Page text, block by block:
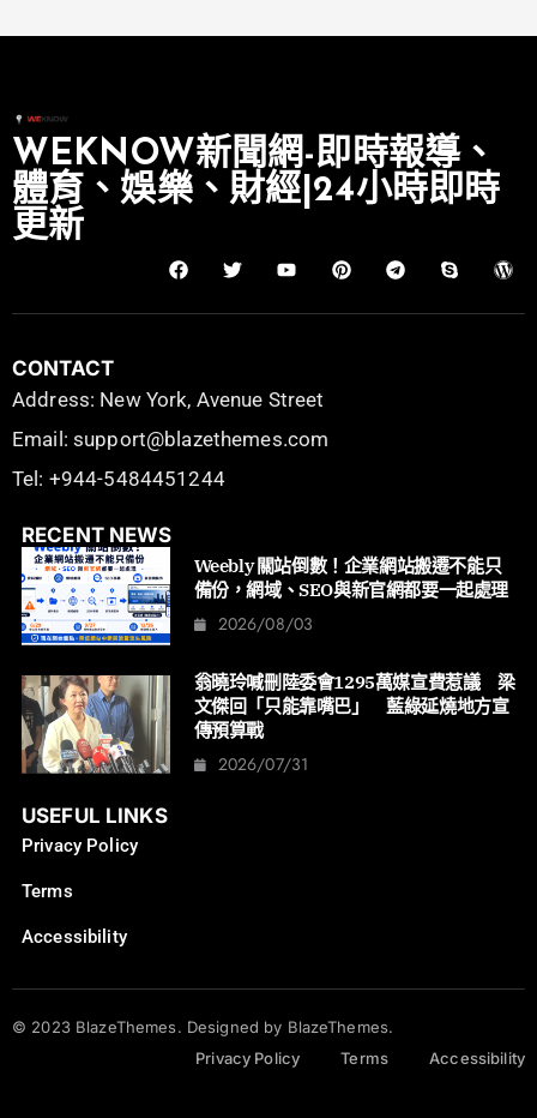
WEKNOW新聞網-即時報導、
體育、娛樂、財經|24小時即時
更新
CONTACT
Address: New York, Avenue Street
Email: support@blazethemes.com
Tel: +944-5484451244
RECENT NEWS
Weebly 關站倒數！企業網站搬遷不能只
備份，網域、SEO與新官網都要一起處理
2026/08/03
翁曉玲喊刪陸委會1295萬媒宣費惹議 梁
文傑回「只能靠嘴巴」 藍綠延燒地方宣
傳預算戰
2026/07/31
USEFUL LINKS
Privacy Policy
Terms
Accessibility
© 2023 BlazeThemes. Designed by BlazeThemes.
Privacy Policy
Terms Accessibility